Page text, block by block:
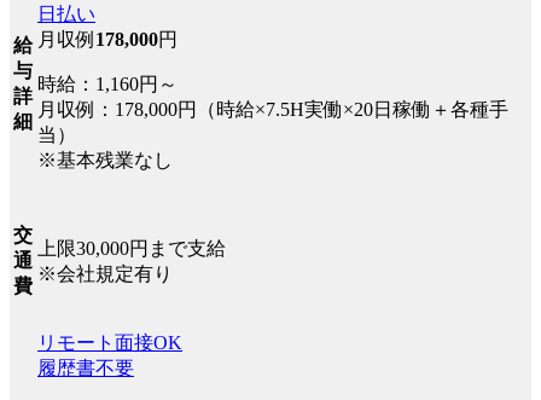
給
与
詳
細
日払い
月収例 178,000円
時給：1,160円～
月収例：178,000円（時給×7.5H実働×20日稼働＋各種手
当）
※基本残業なし
交
通
費
上限30,000円まで支給
※会社規定有り
リモート面接OK
履歴書不要